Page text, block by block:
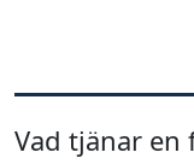
Vad tjänar en